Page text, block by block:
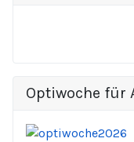
Optiwoche für